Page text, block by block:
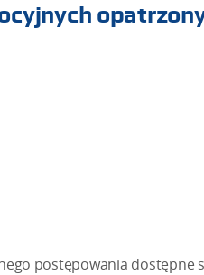
postępowania dostępne